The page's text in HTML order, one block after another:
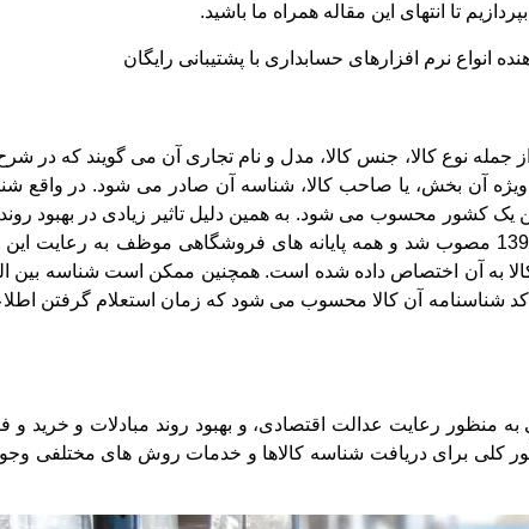
تا انتهای این مقاله همراه ما باشید.
انواع نرم افزارهای حسابداری با پشتیبانی رایگان
جمله نوع کالا، جنس کالا، مدل و نام تجاری آن می گویند که در
آن بخش، یا صاحب کالا، شناسه آن صادر می شود. در واقع
کشور محسوب می شود. به همین دلیل تاثیر زیادی در بهبود روند
درج شناسه کالا بر اساس قانون مبارزه با قاچاق کالا و ارز در سال 1392 مصوب شد و همه پایانه های
شناسنامه آن کالا محسوب می شود که زمان استعلام گرفتن
منظور رعایت عدالت اقتصادی، و بهبود روند مبادلات و خرید
کلی برای دریافت شناسه کالاها و خدمات روش های مختلفی